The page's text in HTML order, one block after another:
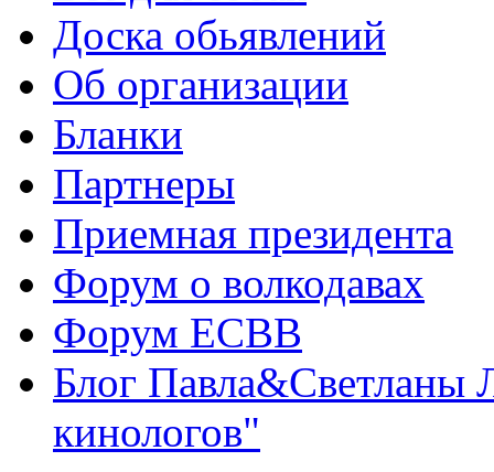
Доска обьявлений
Об организации
Бланки
Партнеры
Приемная президента
Форум о волкодавах
Форум ЕСВВ
Блог Павла&Светланы
кинологов"